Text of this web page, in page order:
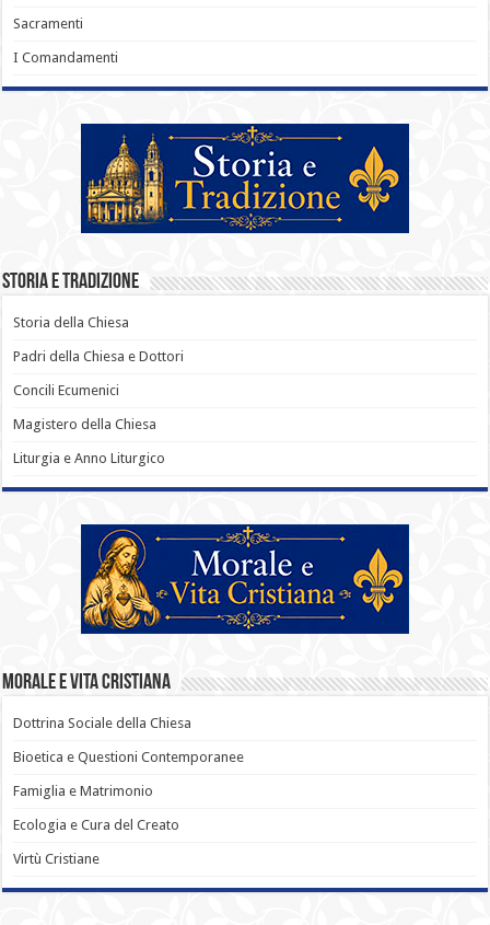
Sacramenti
I Comandamenti
Storia e Tradizione
Storia della Chiesa
Padri della Chiesa e Dottori
Concili Ecumenici
Magistero della Chiesa
Liturgia e Anno Liturgico
Morale e Vita Cristiana
Dottrina Sociale della Chiesa
Bioetica e Questioni Contemporanee
Famiglia e Matrimonio
Ecologia e Cura del Creato
Virtù Cristiane